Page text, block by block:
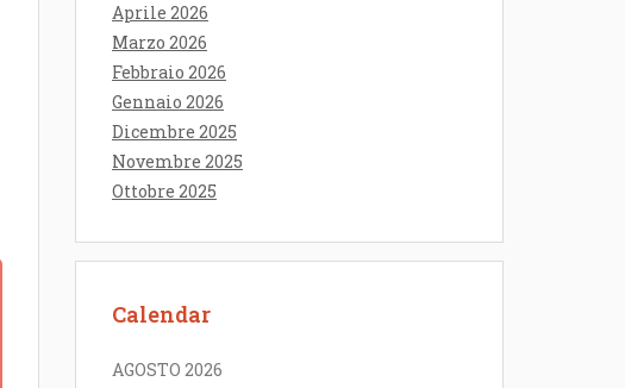
Aprile 2026
Marzo 2026
Febbraio 2026
Gennaio 2026
Dicembre 2025
Novembre 2025
Ottobre 2025
Calendar
AGOSTO 2026